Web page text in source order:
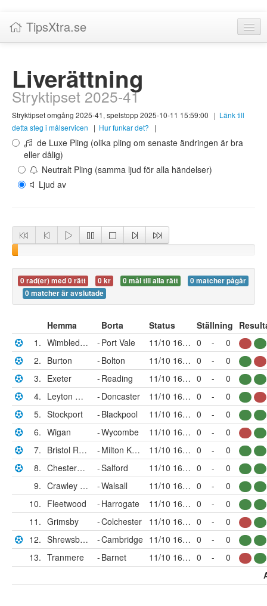
TipsXtra.se
Tabeller
Livescore!
Tipsförslag
Statistik
Liverättning
Om TipsXtra.se
Liverättning
Stryktipset 2025-41
Stryktipset omgång 2025-41, spelstopp 2025-10-11 15:59:00 | Länk till
detta steg i målservicen
| Hur funkar det? |
de Luxe Pling (olika pling om senaste ändringen är bra
eller dålig)
Neutralt Pling (samma ljud för alla händelser)
Ljud av
0 rad(er) med 0 rätt 0 kr 0 mål till alla rätt
0 matcher pågår
0 matcher är avslutade
Hemma Borta Status Ställning
1.
Wimbledon -Port Vale 11/10 16:00 0 -
0
2. Burton -Bolton 11/10 16:00 0 -
0
3. Exeter -Reading 11/10 16:00 0 -
0
4.
Leyton Orient -Doncaster 11/10 16:00 0 -
0
5. Stockport -Blackpool 11/10 16:00 0 -
0
6. Wigan -Wycombe 11/10 16:00 0 -
0
7.
Bristol Rovers - Milton Keynes Dons 11/10 16:00 0 -
0
8.
Chesterfield -Salford 11/10 16:00 0 -
0
9.
Crawley Town -Walsall 11/10 16:00 0 -
0
10. Fleetwood -Harrogate 11/10 16:00 0 -
0
11. Grimsby -Colchester 11/10 16:00 0 -
0
12.
Shrewsbury -Cambridge 11/10 16:00 0 -
0
13. Tranmere -Barnet 11/10 16:00 0 -
0